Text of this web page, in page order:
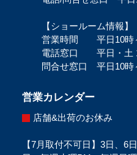
【ショールーム情報】
営業時間 平日10時
電話窓口 平日・土
問合せ窓口 平日10時
営業カレンダー
店舗&出荷のお休み
【7月取付不可日】3日、6